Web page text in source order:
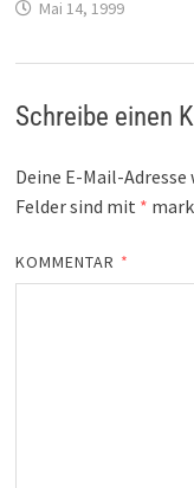
Mai 14, 1999
Schreibe einen
Deine E-Mail-
Felder sind mit *
KOMMENTAR *